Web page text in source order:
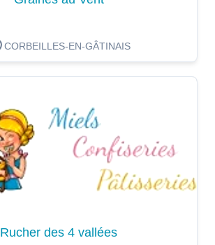
CORBEILLES-EN-GÂTINAIS
Rucher des 4 vallées